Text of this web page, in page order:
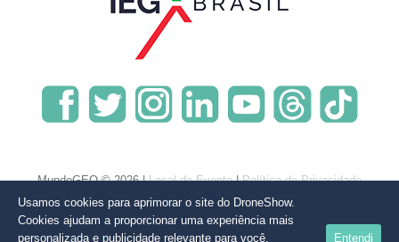
MundoGEO © 2026 |Local do Evento|Política de Privacidade
Usamos cookies para aprimorar o site do DroneShow.
Cookies ajudam a proporcionar uma experiência mais
personalizada e publicidade relevante para você,
Entendi